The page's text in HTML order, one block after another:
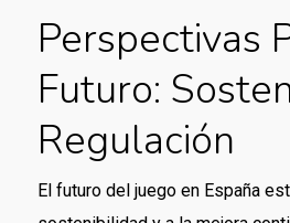
Perspectivas
Futuro:
Regulación
El futuro del juego en España